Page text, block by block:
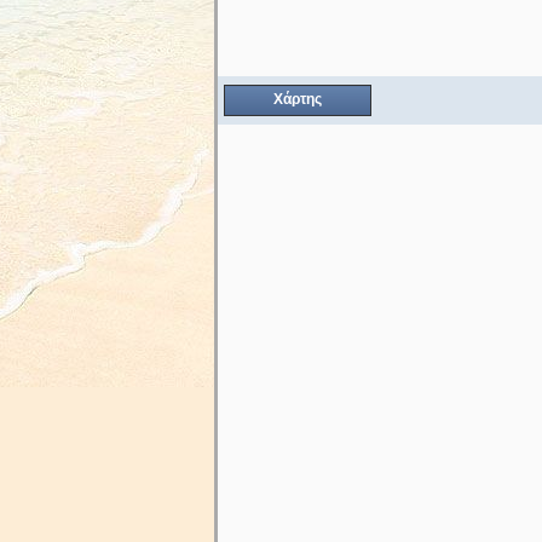
Χάρτης